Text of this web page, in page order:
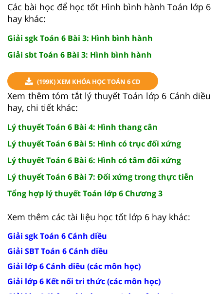
Các bài học để học tốt Hình bình hành Toán lớp 6
hay khác:
Giải sgk Toán 6 Bài 3: Hình bình hành
Giải sbt Toán 6 Bài 3: Hình bình hành
(199K) XEM KHÓA HỌC TOÁN 6 CD
Xem thêm tóm tắt lý thuyết Toán lớp 6 Cánh diều
hay, chi tiết khác:
Lý thuyết Toán 6 Bài 4: Hình thang cân
Lý thuyết Toán 6 Bài 5: Hình có trục đối xứng
Lý thuyết Toán 6 Bài 6: Hình có tâm đối xứng
Lý thuyết Toán 6 Bài 7: Đối xứng trong thực tiễn
Tổng hợp lý thuyết Toán lớp 6 Chương 3
Xem thêm các tài liệu học tốt lớp 6 hay khác:
Giải sgk Toán 6 Cánh diều
Giải SBT Toán 6 Cánh diều
Giải lớp 6 Cánh diều (các môn học)
Giải lớp 6 Kết nối tri thức (các môn học)